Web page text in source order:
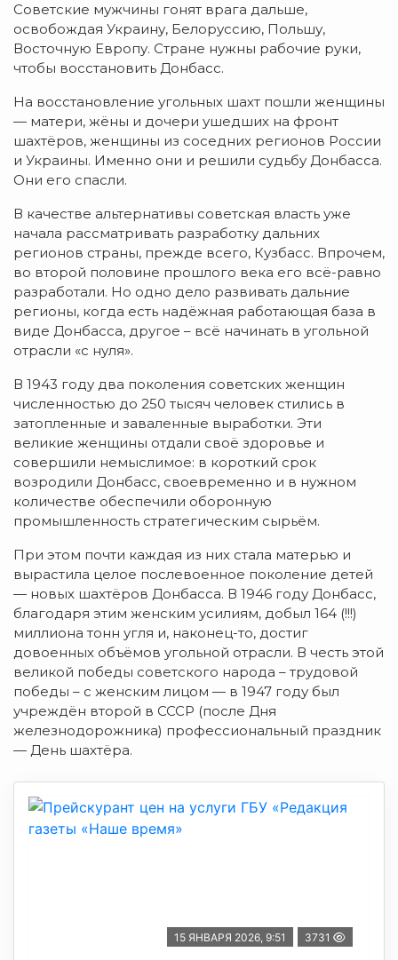
Советские мужчины гонят врага дальше,
освобождая Украину, Белоруссию, Польшу,
Восточную Европу. Стране нужны рабочие руки,
чтобы восстановить Донбасс.
На восстановление угольных шахт пошли женщины
— матери, жёны и дочери ушедших на фронт
шахтёров, женщины из соседних регионов России
и Украины. Именно они и решили судьбу Донбасса.
Они его спасли.
В качестве альтернативы советская власть уже
начала рассматривать разработку дальних
регионов страны, прежде всего, Кузбасс. Впрочем,
во второй половине прошлого века его всё-равно
разработали. Но одно дело развивать дальние
регионы, когда есть надёжная работающая база в
виде Донбасса, другое – всё начинать в угольной
отрасли «с нуля».
В 1943 году два поколения советских женщин
численностью до 250 тысяч человек стились в
затопленные и заваленные выработки. Эти
великие женщины отдали своё здоровье и
совершили немыслимое: в короткий срок
возродили Донбасс, своевременно и в нужном
количестве обеспечили оборонную
промышленность стратегическим сырьём.
При этом почти каждая из них стала матерью и
вырастила целое послевоенное поколение детей
— новых шахтёров Донбасса. В 1946 году Донбасс,
благодаря этим женским усилиям, добыл 164 (!!!)
миллиона тонн угля и, наконец-то, достиг
довоенных объёмов угольной отрасли. В честь этой
великой победы советского народа – трудовой
победы – с женским лицом — в 1947 году был
учреждён второй в СССР (после Дня
железнодорожника) профессиональный праздник
— День шахтёра.
15 ЯНВАРЯ 2026, 9:51 3731